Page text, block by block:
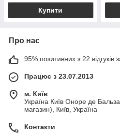
Купити
Про нас
95% позитивних з 22 відгуків
Працює з 23.07.2013
м. Київ
Україна Київ Оноре де
магазин), Київ, Україна
Контакти